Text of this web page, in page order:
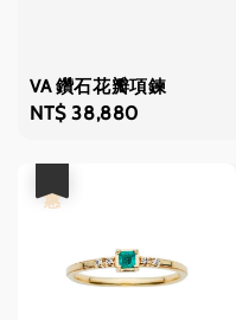
VA 鑽石花瓣項鍊
Regular
NT$ 38,880